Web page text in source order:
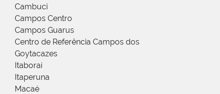
Cambuci
Campos Centro
Campos Guarus
Centro de Referência Campos dos
Goytacazes
Itaboraí
Itaperuna
Macaé